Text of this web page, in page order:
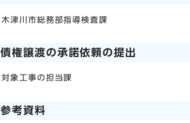
木津川市総務部指導検査課
債権譲渡の承諾依頼の提出
対象工事の担当課
参考資料